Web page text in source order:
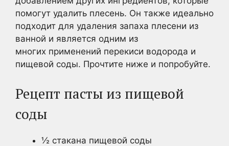
помогут удалить плесень. Он также идеально
подходит для удаления запаха плесени из
ванной и является одним из
многих применений перекиси водорода и
пищевой соды. Прочтите ниже и попробуйте.
Рецепт пасты из пищевой
соды
½ стакана пищевой соды